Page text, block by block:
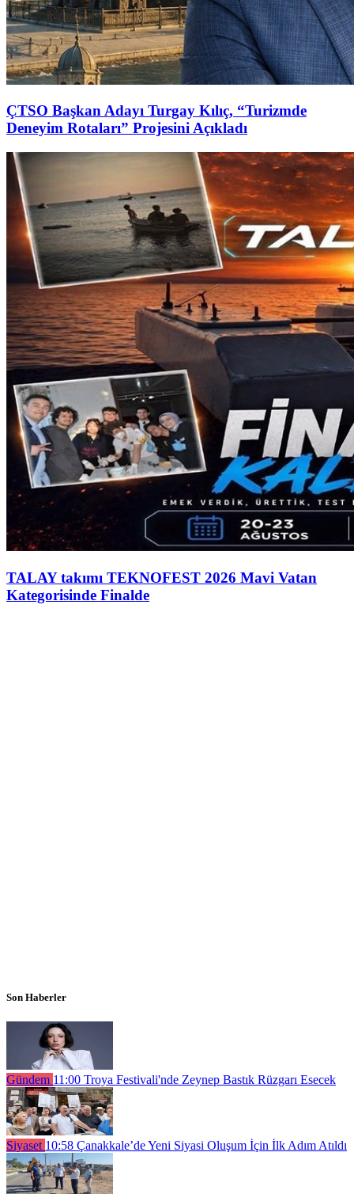
ÇTSO Başkan Adayı Turgay Kılıç, “Turizmde
Deneyim Rotaları” Projesini Açıkladı
TALAY takımı TEKNOFEST 2026 Mavi Vatan
Kategorisinde Finalde
Son Haberler
Gündem 11:00 Troya Festivali'nde Zeynep Bastık Rüzgarı Esecek
Siyaset 10:58 Çanakkale’de Yeni Siyasi Oluşum İçin İlk Adım Atıldı